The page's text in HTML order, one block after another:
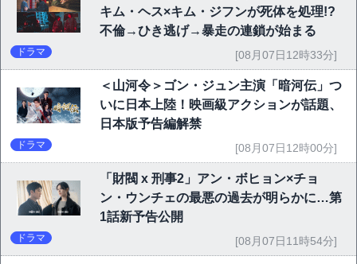
キム・ヘス×キム・ジフンが死体を処理!?
不倫→ひき逃げ→暴走の連鎖が始まる
ドラマ [08月07日12時33分]
＜山河令＞ゴン・ジュン主演「暗河伝」つ
いに日本上陸！映画級アクションが話題、
日本版予告編解禁
ドラマ [08月07日12時00分]
「財閥 x 刑事2」アン・ボヒョン×チョ
ン・ウンチェの最悪の過去が明らかに…第
1話新予告公開
ドラマ [08月07日11時54分]